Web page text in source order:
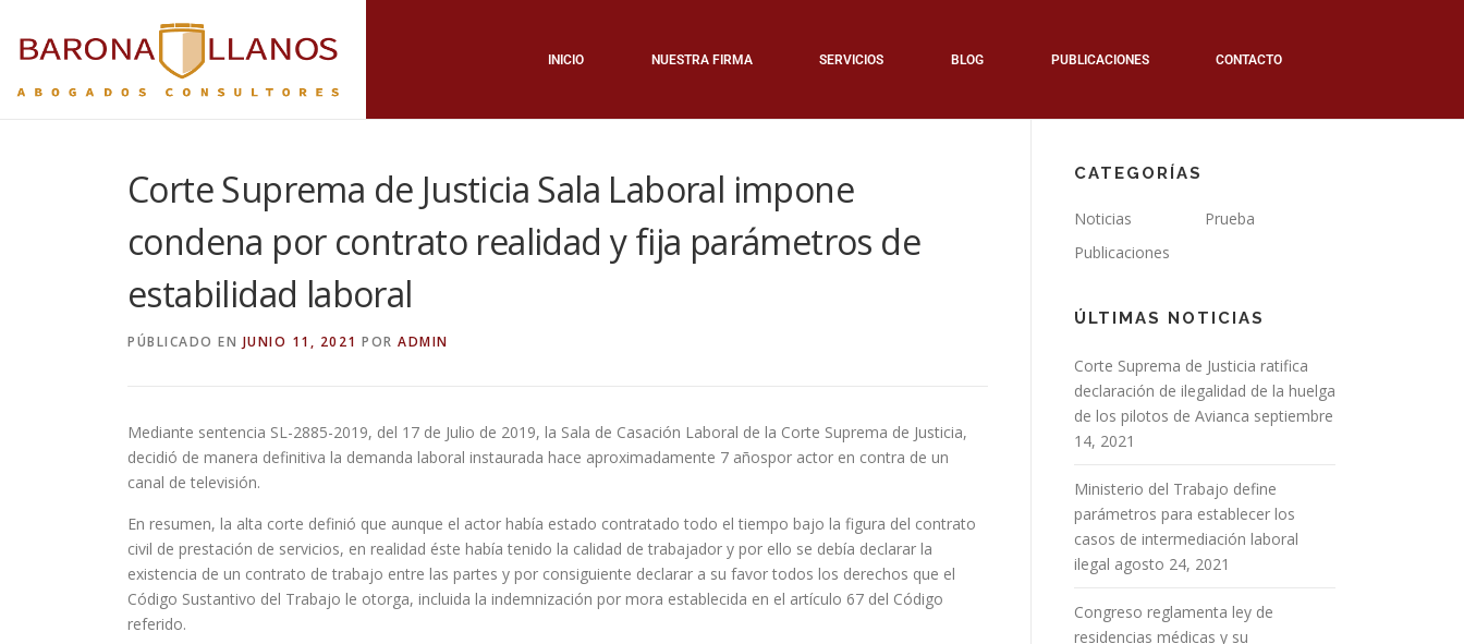
INICIO NUESTRA FIRMA SERVICIOS BLOG PUBLICACIONES CONTACTO
Corte Suprema de Justicia Sala Laboral impone
condena por contrato realidad y fija parámetros de
estabilidad laboral
PÚBLICADO EN JUNIO 11, 2021 POR ADMIN
Mediante sentencia SL-2885-2019, del 17 de Julio de 2019, la Sala de Casación Laboral de la Corte Suprema de Justicia,
decidió de manera definitiva la demanda laboral instaurada hace aproximadamente 7 añospor actor en contra de un
canal de televisión.
En resumen, la alta corte definió que aunque el actor había estado contratado todo el tiempo bajo la figura del contrato
civil de prestación de servicios, en realidad éste había tenido la calidad de trabajador y por ello se debía declarar la
existencia de un contrato de trabajo entre las partes y por consiguiente declarar a su favor todos los derechos que el
Código Sustantivo del Trabajo le otorga, incluida la indemnización por mora establecida en el artículo 67 del Código
referido.
CATEGORÍAS
Noticias
Prueba
Publicaciones
ÚLTIMAS NOTICIAS
Corte Suprema de Justicia ratifica
declaración de ilegalidad de la huelga
de los pilotos de Avianca septiembre
14, 2021
Ministerio del Trabajo define
parámetros para establecer los
casos de intermediación laboral
ilegal agosto 24, 2021
Congreso reglamenta ley de
residencias médicas y su